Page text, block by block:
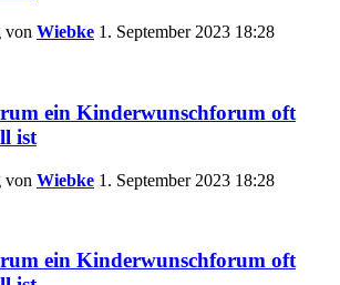
von Wiebke 1. September 2023 18:28
ein Kinderwunschforum oft
ist
von Wiebke 1. September 2023 18:28
ein Kinderwunschforum oft